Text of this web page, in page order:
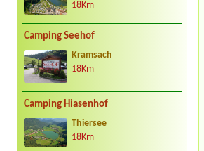
18Km
Camping Seehof
Kramsach
18Km
Camping Hiasenhof
Thiersee
18Km